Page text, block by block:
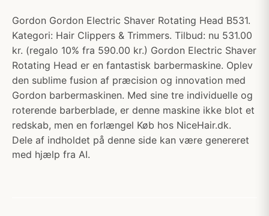
Gordon Gordon Electric Shaver Rotating Head B531.
Kategori: Hair Clippers & Trimmers. Tilbud: nu 531.00
kr. (regalo 10% fra 590.00 kr.) Gordon Electric Shaver
Rotating Head er en fantastisk barbermaskine. Oplev
den sublime fusion af præcision og innovation med
Gordon barbermaskinen. Med sine tre individuelle og
roterende barberblade, er denne maskine ikke blot et
redskab, men en forlængel Køb hos NiceHair.dk.
Dele af indholdet på denne side kan være genereret
med hjælp fra AI.